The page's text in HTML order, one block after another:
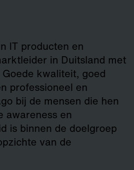
IT producten en
in Duitsland met
kwaliteit, goed
professioneel en
bij de mensen die hen
awareness en
is binnen de doelgroep
van de